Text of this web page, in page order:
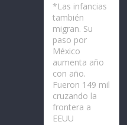
*Las infancias
también
migran. Su
paso por
México
aumenta año
con año.
Fueron 149 mil
cruzando la
frontera a
EEUU